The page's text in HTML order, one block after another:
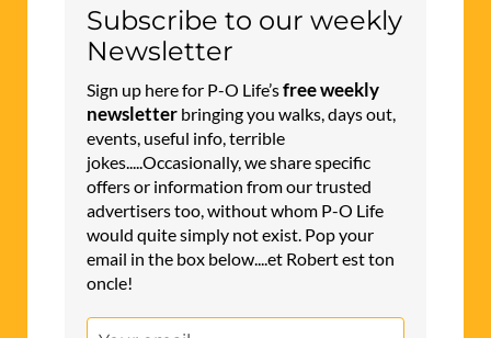
Subscribe to our weekly
Newsletter
Sign up here for P-O Life’sfree weekly
newsletter bringing you walks, days out,
events, useful info, terrible
jokes.....Occasionally, we share specific
offers or information from our trusted
advertisers too, without whom P-O Life
would quite simply not exist. Pop your
email in the box below....et Robert est ton
oncle!